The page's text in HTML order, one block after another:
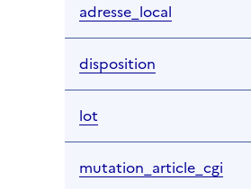
adresse_local
disposition
lot
mutation_article_cgi